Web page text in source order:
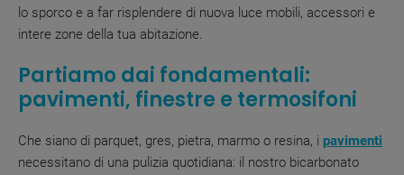
lo sporco e a far risplendere di nuova luce mobili, accessori e
intere zone della tua abitazione.
Partiamo dai fondamentali:
pavimenti, finestre e termosifoni
Che siano di parquet, gres, pietra, marmo o resina, i pavimenti
necessitano di una pulizia quotidiana: il nostro bicarbonato